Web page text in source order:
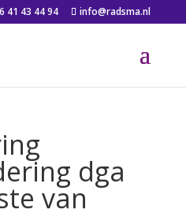
41 43 44 94 info@radsma.nl
dga
van